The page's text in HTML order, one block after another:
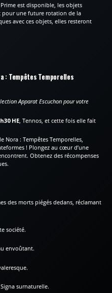
est disponible, les objets
pour une future rotation de la
avec ces objets, elles resteront
: Tempêtes Temporelles
Apparat Escuchon pour votre
HE , Tennos, et cette fois elle fait
Nora : Tempêtes Temporelles,
! Plongez au cœur d’une
Obtenez des récompenses
des morts piégés dedans, réclamant
société.
envoûtant.
surnaturelle.